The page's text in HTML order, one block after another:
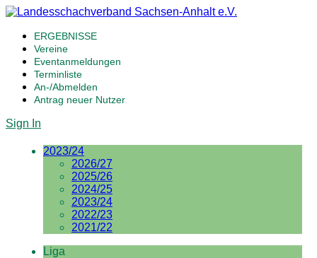
ERGEBNISSE
Vereine
Eventanmeldungen
Terminliste
An-/Abmelden
Antrag neuer Nutzer
Sign In
2023/24
2026/27
2025/26
2024/25
2023/24
2022/23
2021/22
Liga